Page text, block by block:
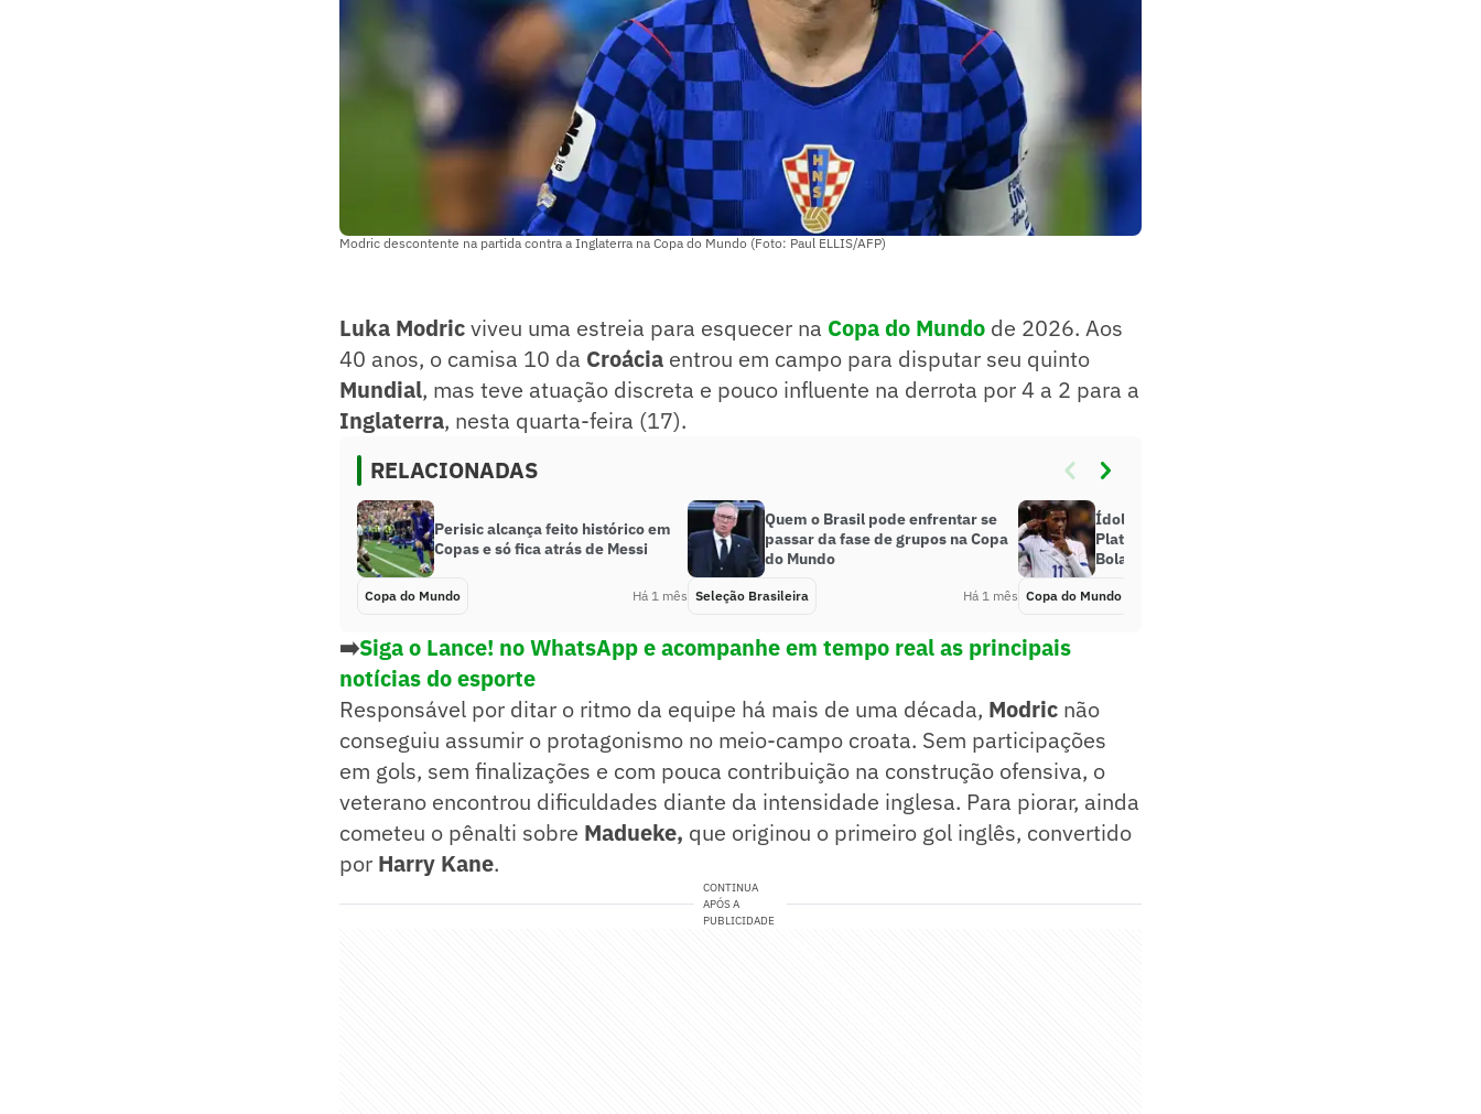
Modric descontente na partida contra a Inglaterra na Copa do Mundo (Foto: Paul ELLIS/AFP)
Luka Modricviveu uma estreia para esquecer na Copa do Mundo de 2026. Aos
40 anos, o camisa 10 da Croácia entrou em campo para disputar seu quinto
Mundial, mas teve atuação discreta e pouco influente na derrota por 4 a 2 para a
Inglaterra, nesta quarta-feira (17).
RELACIONADAS
Perisic alcança feito histórico em
Copas e só fica atrás de Messi
Copa do Mundo Há 1 mês
Quem o Brasil pode enfrentar se
passar da fase de grupos na Copa
do Mundo
Seleção Brasileira Há 1 mês
Ídolo da França compara Olise a
Platini e Zidane e vê jogador como
Bola de Ouro
Copa do Mundo
➡️Siga o Lance! no WhatsApp e acompanhe em tempo real as principais
notícias do esporte
Responsável por ditar o ritmo da equipe há mais de uma década, Modric não
conseguiu assumir o protagonismo no meio-campo croata. Sem participações
em gols, sem finalizações e com pouca contribuição na construção ofensiva, o
veterano encontrou dificuldades diante da intensidade inglesa. Para piorar, ainda
cometeu o pênalti sobre Madueke, que originou o primeiro gol inglês, convertido
por Harry Kane.
CONTINUA
APÓS A
PUBLICIDADE